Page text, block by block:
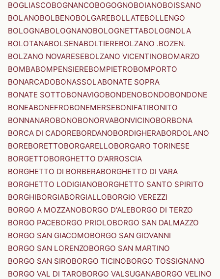
BOGLIASCOBOGNANCOBOGOGNOBOIANOBOISSANO
BOLANOBOLBENOBOLGAREBOLLATEBOLLENGO
BOLOGNABOLOGNANOBOLOGNETTABOLOGNOLA
BOLOTANABOLSENABOLTIEREBOLZANO .BOZEN.
BOLZANO NOVARESEBOLZANO VICENTINOBOMARZO
BOMBABOMPENSIEREBOMPIETROBOMPORTO
BONARCADOBONASSOLABONATE SOPRA
BONATE SOTTOBONAVIGOBONDENOBONDOBONDONE
BONEABONEFROBONEMERSEBONIFATIBONITO
BONNANAROBONOBONORVABONVICINOBORBONA
BORCA DI CADOREBORDANOBORDIGHERABORDOLANO
BOREBORETTOBORGARELLOBORGARO TORINESE
BORGETTOBORGHETTO D'ARROSCIA
BORGHETTO DI BORBERABORGHETTO DI VARA
BORGHETTO LODIGIANOBORGHETTO SANTO SPIRITO
BORGHIBORGIABORGIALLOBORGIO VEREZZI
BORGO A MOZZANOBORGO D'ALEBORGO DI TERZO
BORGO PACEBORGO PRIOLOBORGO SAN DALMAZZO
BORGO SAN GIACOMOBORGO SAN GIOVANNI
BORGO SAN LORENZOBORGO SAN MARTINO
BORGO SAN SIROBORGO TICINOBORGO TOSSIGNANO
BORGO VAL DI TAROBORGO VALSUGANABORGO VELINO